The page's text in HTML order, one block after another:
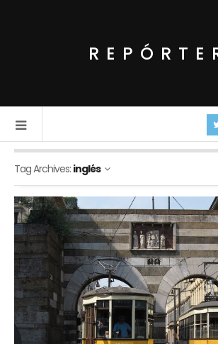
Tag Archives: inglés